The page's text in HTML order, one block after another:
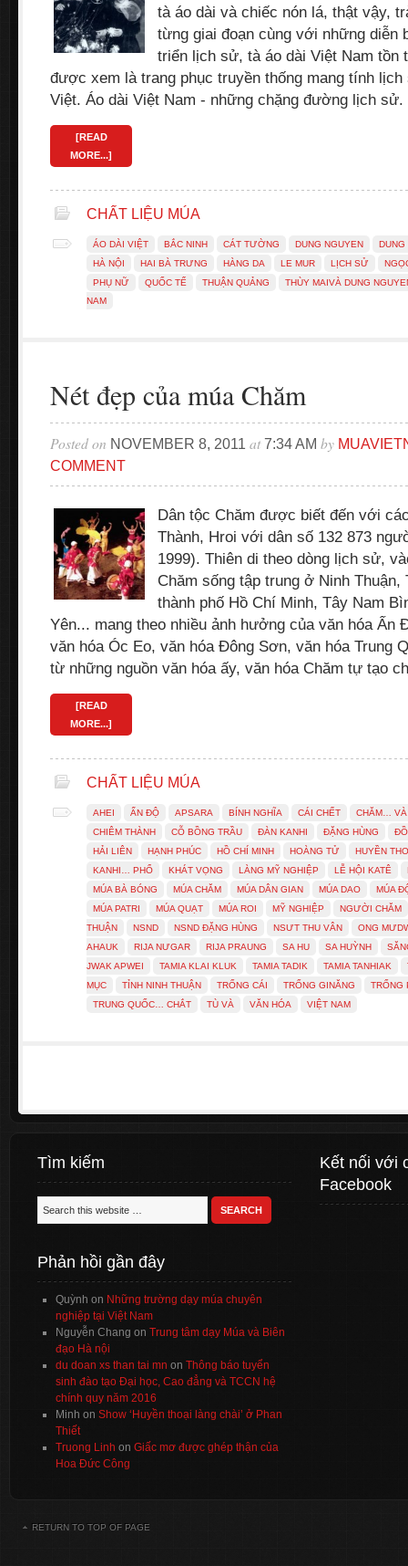
tà áo dài và chiếc nón lá, thật vậy,
từng giai đoạn cùng với những diễn
triển lịch sử, tà áo dài Việt Nam tồn
được xem là trang phục truyền thống mang tính
Việt. Áo dài Việt Nam - những chặng đường lịch
[READ
MORE...]
CHẤT LIỆU MÚA
ÁO DÀI VIỆT BẮC NINH CÁT TƯỜNG DUNG NGUYEN
DUNG
HÀ NỘI
HAI BÀ TRƯNG HÀNG DA LE MUR LỊCH SỬ
PHỤ NỮ
QUỐC TẾ THUẬN QUẢNG
THÙY MAIVÀ DUNG
NAM
Nét đẹp của múa Chăm
Posted on NOVEMBER 8, 2011 at7:34 AM by
COMMENT
Dân tộc Chăm được biết đến với
Thành, Hroi với dân số 132 873
1999). Thiên di theo dòng lịch sử,
Chăm sống tập trung ở Ninh
thành phố Hồ Chí Minh, Tây Nam
Yên... mang theo nhiều ảnh hưởng của văn hóa Ấn
văn hóa Óc Eo, văn hóa Đông Sơn, văn hóa Trung
từ những nguồn văn hóa ấy, văn hóa Chăm tự tạo
[READ
MORE...]
CHẤT LIỆU MÚA
AHEI ẤN ĐỘ APSARA BÍNH NGHĨA CÁI CHẾT
CHĂM… VÀ
CHIÊM THÀNH
CỖ BỒNG TRẦU ĐÀN KANHI ĐẶNG HÙNG
HẢI LIÊN
HẠNH PHÚC HỒ CHÍ MINH HOÀNG TỬ
HUYỀN
KANHI… PHỔ
KHÁT VỌNG LÀNG MỸ NGHIỆP LỄ HỘI KATÊ
MÚA BÀ BÓNG
MÚA CHĂM MÚA DÂN GIAN MÚA DAO
MÚA
MÚA PATRI
MÚA QUẠT MÚA ROI MỸ NGHIỆP
NGƯỜI CHĂM
THUẬN
NSND NSND ĐẶNG HÙNG NSƯT THU VÂN
ONG
AHAUK
RIJA NƯGAR RIJA PRAUNG SA HU SA HUỲNH
JWAK APWEI
TAMIA KLAI KLUK TAMIA TADIK TAMIA TANHIAK
MỤC
TỈNH NINH THUẬN TRỐNG CÁI TRỐNG GINĂNG
TRỐNG
TRUNG QUỐC… CHẮT
TÙ VÀ VĂN HÓA VIỆT NAM
Tìm kiếm
Phản hồi gần đây
Quỳnh on Những trường dạy múa chuyên
nghiệp tại Việt Nam
Nguyễn Chang on Trung tâm dạy Múa và Biên
đạo Hà nội
du doan xs than tai mn on Thông báo tuyển
sinh đào tạo Đại học, Cao đẳng và TCCN hệ
chính quy năm 2016
Minh on Show ‘Huyền thoại làng chài’ ở Phan
Thiết
Truong Linh on Giấc mơ được ghép thận của
Hoa Đức Công
Kết nối với
Facebook
RETURN TO TOP OF PAGE